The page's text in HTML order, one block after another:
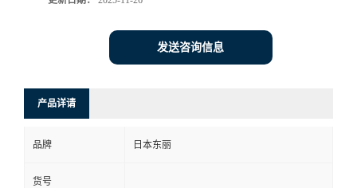
发送咨询信息
产品详请
品牌 日本东丽
货号